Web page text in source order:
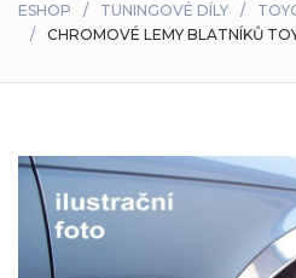
ESHOP TUNINGOVÉ DÍLY
CHROMOVÉ LEMY BLATNÍKŮ